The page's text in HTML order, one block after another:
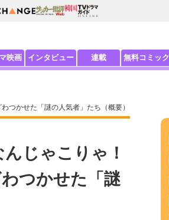
映画 インタビュー 連載 無料コミック
つかせた「謎の人気者」たち（概要）
じゃこりゃ！
つかせた「謎